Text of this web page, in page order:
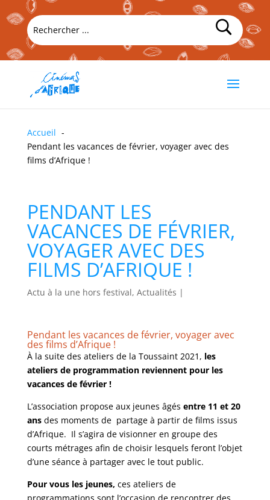
Accueil
Pendant les vacances de février, voyager avec des
films d’Afrique !
PENDANT LES
VACANCES DE FÉVRIER,
VOYAGER AVEC DES
FILMS D’AFRIQUE !
Actu à la une hors festival, Actualités |
Pendant les vacances de février, voyager avec
des films d’Afrique !
À la suite des ateliers de la Toussaint 2021, les
ateliers de programmation reviennent pour les
vacances de février !
L’association propose aux jeunes âgés entre 11 et 20
ansdes moments de partage à partir de films issus
d’Afrique. Il s’agira de visionner en groupe des
courts métrages afin de choisir lesquels feront l’objet
d’une séance à partager avec le tout public.
Pour vous les jeunes, ces ateliers de